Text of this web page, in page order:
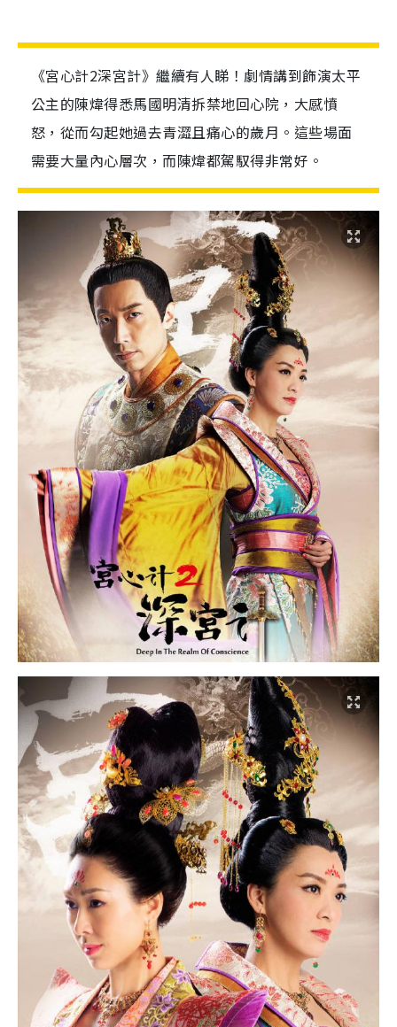
《宮心計2深宮計》繼續有人睇！劇情講到飾演太平
公主的陳煒得悉馬國明清拆禁地回心院，大感憤
怒，從而勾起她過去青澀且痛心的歲月。這些場面
需要大量內心層次，而陳煒都駕馭得非常好。